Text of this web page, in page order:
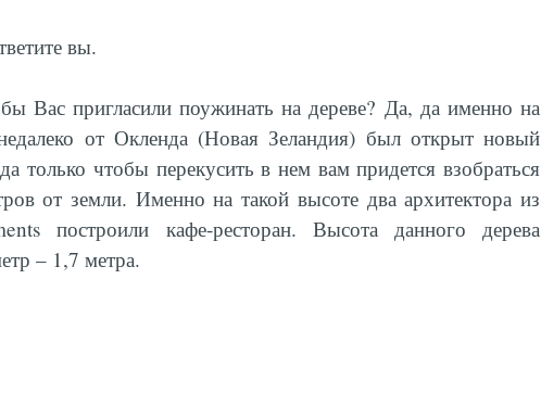
вы.
Вас пригласили поужинать на дереве? Да, да именно на
от Окленда (Новая Зеландия) был открыт новый
только чтобы перекусить в нем вам придется взобраться
от земли. Именно на такой высоте два архитектора из
построили кафе-ресторан. Высота данного дерева
– 1,7 метра.